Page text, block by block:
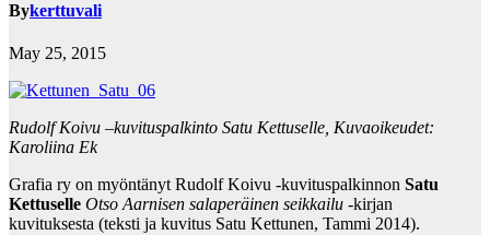
Bykerttuvali
May 25, 2015
Rudolf Koivu –kuvituspalkinto Satu Kettuselle, Kuvaoikeudet:
Karoliina Ek
Grafia ry on myöntänyt Rudolf Koivu -kuvituspalkinnon Satu
Kettuselle Otso Aarnisen salaperäinen seikkailu -kirjan
kuvituksesta (teksti ja kuvitus Satu Kettunen, Tammi 2014).